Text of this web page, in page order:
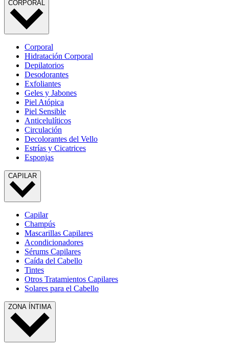
CORPORAL
Corporal
Hidratación Corporal
Depilatorios
Desodorantes
Exfoliantes
Geles y Jabones
Piel Atópica
Piel Sensible
Anticelulíticos
Circulación
Decolorantes del Vello
Estrías y Cicatrices
Esponjas
CAPILAR
Capilar
Champús
Mascarillas Capilares
Acondicionadores
Sérums Capilares
Caída del Cabello
Tintes
Otros Tratamientos Capilares
Solares para el Cabello
ZONA ÍNTIMA